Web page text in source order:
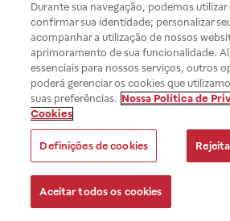
Durante sua navegação, podemos
confirmar sua identidade; personalizar
acompanhar a utilização de nossos
aprimoramento de sua funcionalidade.
essenciais para nossos serviços, outros
poderá gerenciar os cookies que
suas preferências. Nossa Política de
Cookies
Definições de cookies
Aceitar todos os cookies